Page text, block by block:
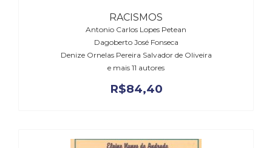
RACISMOS
Antonio Carlos Lopes Petean
Dagoberto José Fonseca
Denize Ornelas Pereira Salvador de Oliveira
e mais 11 autores
R$84,40